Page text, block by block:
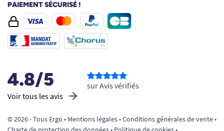
PAIEMENT SÉCURISÉ !
4.8/5
Voir tous les avis
sur Avis vérifiés
© 2026 - Tous Ergo • Mentions légales•Conditions générales de vente•